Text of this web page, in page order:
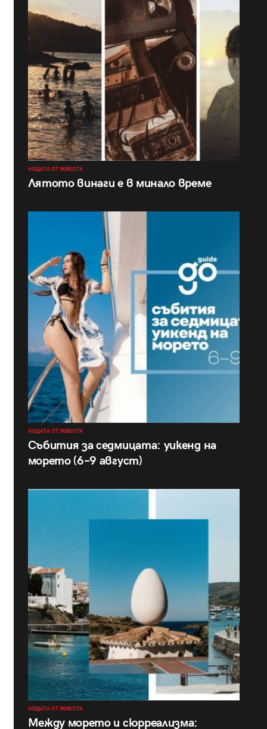
НЕЩАТА ОТ ЖИВОТА
Лятото винаги е в минало време
НЕЩАТА ОТ ЖИВОТА
Събития за седмицата: уикенд на
морето (6–9 август)
НЕЩАТА ОТ ЖИВОТА
Между морето и сюрреализма: